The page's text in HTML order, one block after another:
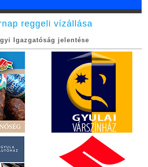
reggeli vízállása
Igazgatóság jelentése